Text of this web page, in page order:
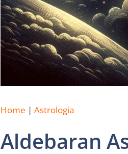
Home | Astrologia
Aldebaran